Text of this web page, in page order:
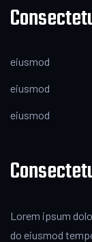
eiusmod
eiusmod
eiusmod
Lorem ipsum
do eiusmod